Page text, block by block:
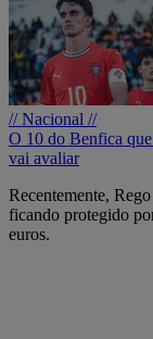
// Nacional //
O 10 do Benfica
vai avaliar
Recentemente,
ficando protegido
euros.